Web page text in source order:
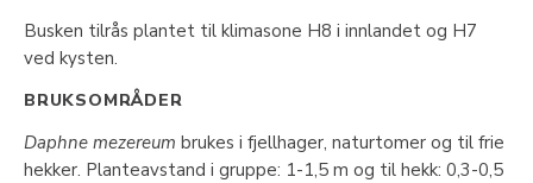
Busken tilrås plantet til klimasone H8 i innlandet og H7
ved kysten.
BRUKSOMRÅDER
Daphne mezereum brukes i fjellhager, naturtomer og til frie
hekker. Planteavstand i gruppe: 1-1,5 m og til hekk: 0,3-0,5